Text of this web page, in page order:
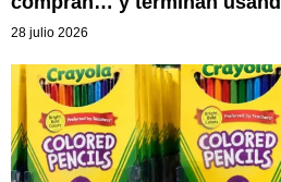
28 julio 2026